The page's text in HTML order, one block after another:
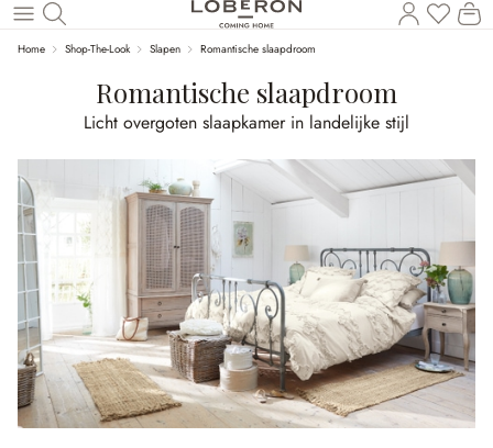
Naar de hoofdinhoud
U
Home Shop-The-Look Slapen Romantische slaapdroom
Romantische slaapdroom
Licht overgoten slaapkamer in landelijke stijl